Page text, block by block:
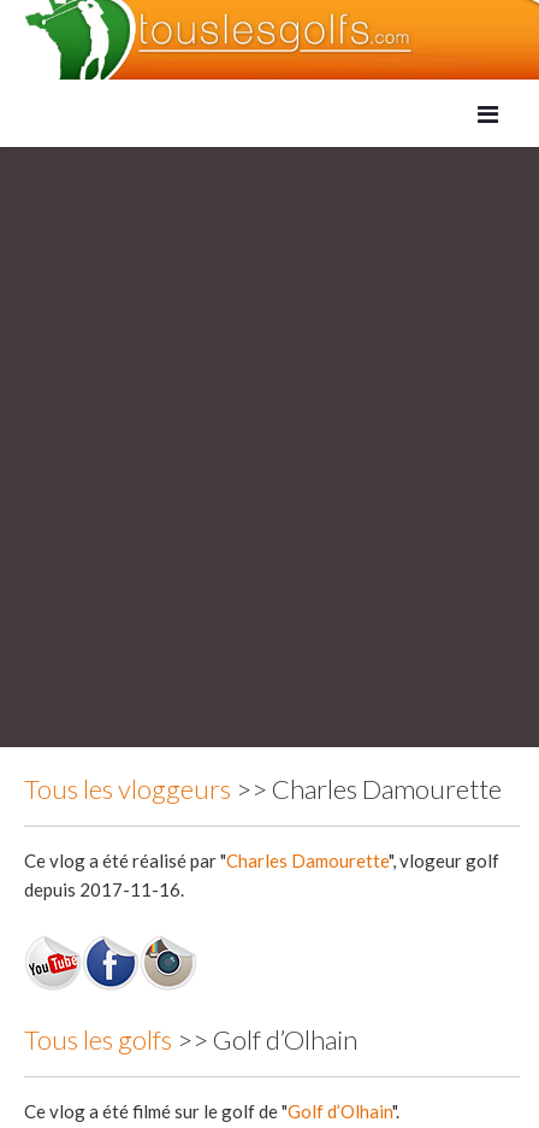
Tous les vloggeurs >> Charles Damourette
Ce vlog a été réalisé par "Charles Damourette", vlogeur golf
depuis 2017-11-16.
Tous les golfs >> Golf d’Olhain
Ce vlog a été filmé sur le golf de "Golf d’Olhain".